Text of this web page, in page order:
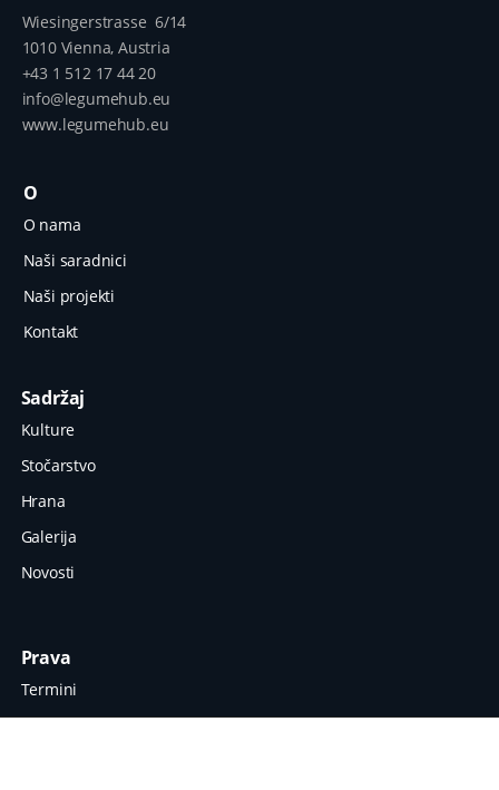
Wiesingerstrasse 6/14
1010 Vienna, Austria
+43 1 512 17 44 20
info@legumehub.eu
www.legumehub.eu
O
O nama
Naši saradnici
Naši projekti
Kontakt
Sadržaj
Kulture
Stočarstvo
Hrana
Galerija
Novosti
Prava
Termini
Zaštita podataka